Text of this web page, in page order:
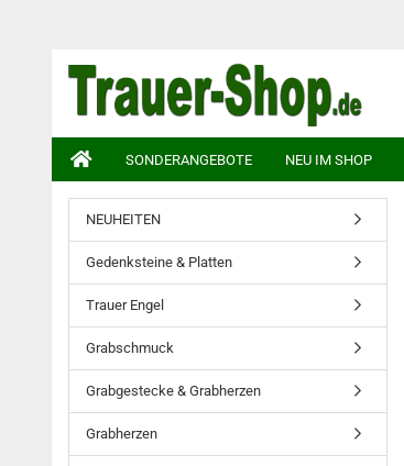
SONDERANGEBOTE NEU IM SHOP
NEUHEITEN
Gedenksteine & Platten
Trauer Engel
Grabschmuck
Grabgestecke & Grabherzen
Grabherzen